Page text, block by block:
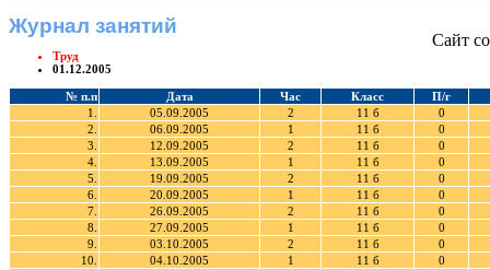
Журнал занятий
Труд
01.12.2005
№ п.п Дата Час Класс
П/г
1.
05.09.2005 2 11 б
0
2.
06.09.2005 1 11 б
0
3.
12.09.2005 2 11 б
0
4.
13.09.2005 1 11 б
0
5.
19.09.2005 2 11 б
0
6.
20.09.2005 1 11 б
0
7.
26.09.2005 2 11 б
0
8.
27.09.2005 1 11 б
0
9.
03.10.2005 2 11 б
0
10.
04.10.2005 1 11 б
0
Сайт